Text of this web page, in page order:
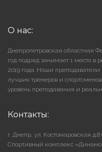
О нас:
Днепропетровская областная
год подряд занимает 1 место в
2019 года. Наши
лучших тренеров и
уровень преподавания и
Контакты:
г. Днепр, ул. Костомаровская
Cпортивный комплекс